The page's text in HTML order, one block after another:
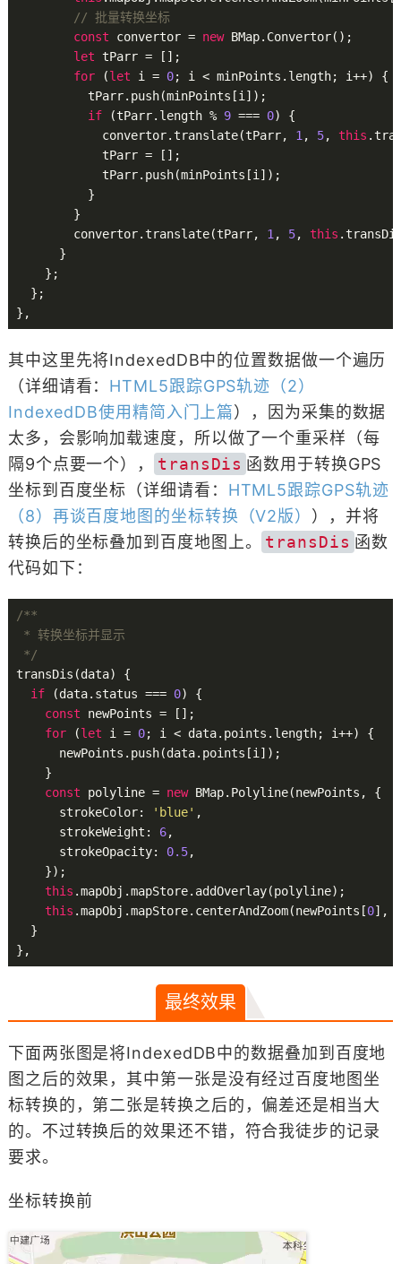
// 批量转换坐标
const convertor = new BMap.Convertor();
let tParr = [];
for (let i = 0; i < minPoints.length; i++) {
          tParr.push(minPoints[i]);
if (tParr.length % 9 === 0) {
            convertor.translate(tParr,
1 , 5, this
            tParr = [];
            tParr.push(minPoints[i]);
          }
        }
        convertor.translate(tParr,
1 , 5, this
      }
    };
  };
其中这里先将IndexedDB中的位置数据做一个遍历
（详细请看： HTML5跟踪GPS轨迹（2）
IndexedDB使用精简入门上篇），因为采集的数据
太多，会影响加载速度，所以做了一个重采样（每
隔9个点要一个），
transDis 函数用于转换GPS
坐标到百度坐标（详细请看： HTML5跟踪GPS轨迹
（8）再谈百度地图的坐标转换（V2版） ），并将
转换后的坐标叠加到百度地图上。
transDis 函数
代码如下：
/**
* 转换坐标并显示
*/
transDis(data) {
if (data.status === 0) {
const newPoints = [];
for (let i = 0; i < data.points.length; i++) {
      newPoints.push(data.points[i]);
    }
const polyline = new BMap.Polyline(newPoints, {
      strokeColor:
'blue' ,
      strokeWeight:
6,
      strokeOpacity:
0.5,
    });
this .mapObj.mapStore.addOverlay(polyline);
this .mapObj.mapStore.centerAndZoom(newPoints[0],
  }
最终效果
下面两张图是将IndexedDB中的数据叠加到百度地
图之后的效果，其中第一张是没有经过百度地图坐
标转换的，第二张是转换之后的，偏差还是相当大
的。不过转换后的效果还不错，符合我徒步的记录
要求。
坐标转换前